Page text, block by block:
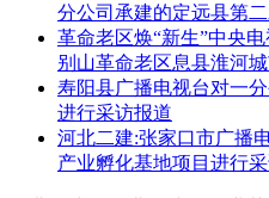
分公司承建的定远县第
革命老区焕“新生”中央
别山革命老区息县淮河
寿阳县广播电视台对一
进行采访报道
河北二建:张家口市广播
产业孵化基地项目进行